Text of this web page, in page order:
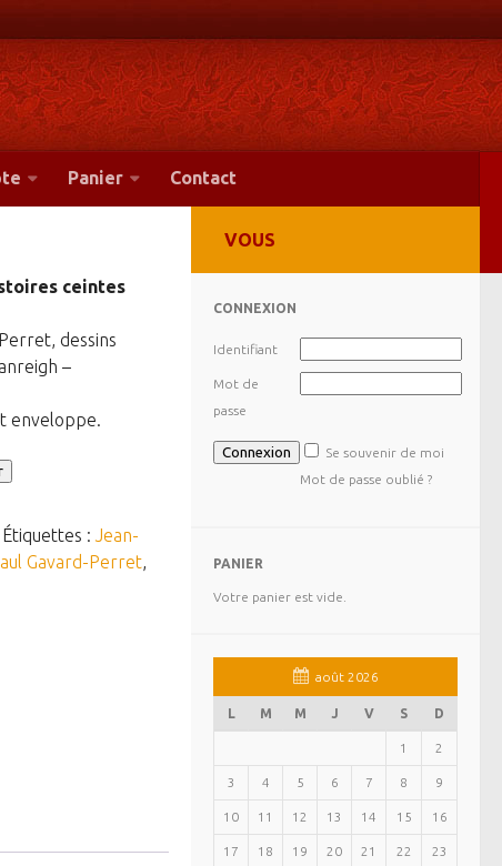
Panier Contact
ceintes
dessins
–
enveloppe.
Étiquettes :Jean-
Gavard-Perret,
VOUS
CONNEXION
Identifiant
Mot de
passe
Se souvenir de moi
Mot de passe oublié ?
PANIER
Votre panier est vide.
août 2026
L M M J V S D
1 2
3 4 5 6 7 8 9
10 11 12 13 14 15 16
17 18 19 20 21 22 23